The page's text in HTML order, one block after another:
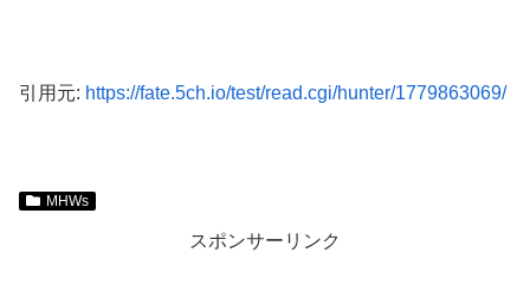
引用元: https://fate.5ch.io/test/read.cgi/hunter/1779863069/
MHWs
スポンサーリンク